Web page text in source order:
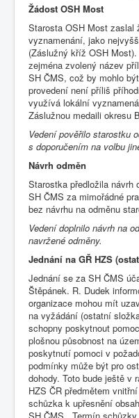
Žádost OSH Most
Starosta OSH Most zaslal
vyznamenání, jako
(Záslužný kříž OSH
zejména zvolený název
SH ČMS, což by mohlo
provedení není příliš
využívá lokální
Záslužnou medaili okresu
Vedení pověřilo starostku
s doporučením na volbu
Návrh odměn
Starostka předložila návrh
SH ČMS za mimořádné
bez návrhu na odměnu
Vedení doplnilo návrh na
navržené odměny.
Jednání na GŘ HZS
Jednání se za SH ČMS
Štěpánek. R. Dudek
organizace mohou mít
na vyžádání (ostatní
schopny poskytnout
plošnou působnost na
poskytnutí pomoci v
podmínky může být pro
dohody. Toto bude ještě v
HZS ČR předmětem
schůzka k upřesnění